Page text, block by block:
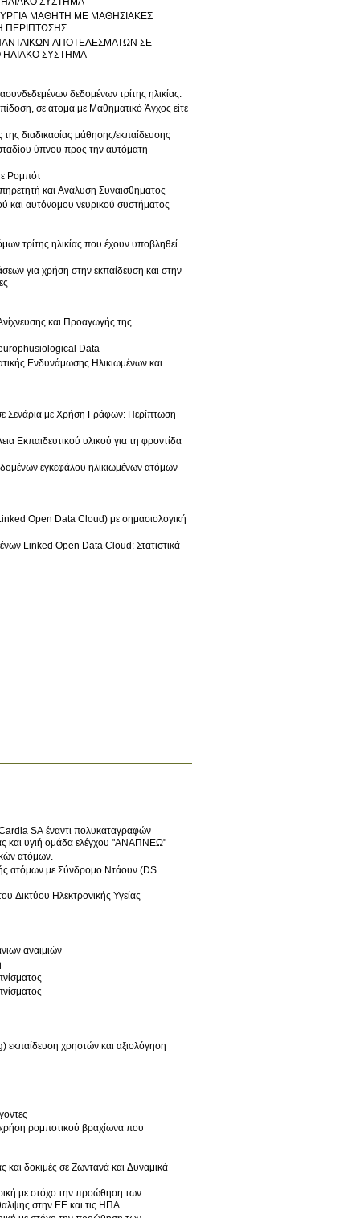
ΜΑΘΗΤΗ ΜΕ ΜΑΘΗΣΙΑΚΕΣ
ΠΕΡΙΠΤΩΣΗΣ
ΑΠΟΤΕΛΕΣΜΑΤΩΝ ΣΕ
ΗΛΙΑΚΟ ΣΥΣΤΗΜΑ
δεδομένων τρίτης ηλικίας.
σε άτομα με Μαθηματικό Άγχος είτε
διαδικασίας μάθησης/εκπαίδευσης
ύπνου προς την αυτόματη
Ρομπότ
και Ανάλυση Συναισθήματος
και αυτόνομου νευρικού συστήματος
τρίτης ηλικίας που έχουν υποβληθεί
για χρήση στην εκπαίδευση και στην
και Προαγωγής της
Data
Ενδυνάμωσης Ηλικιωμένων και
Σενάρια με Χρήση Γράφων: Περίπτωση
Εκπαιδευτικού υλικού για τη φροντίδα
εγκεφάλου ηλικιωμένων ατόμων
Open Data Cloud) με σημασιολογική
Linked Open Data Cloud: Στατιστικά
SA έναντι πολυκαταγραφών
και υγιή ομάδα ελέγχου "ΑΝΑΠΝΕΩ"
ατόμων.
ατόμων με Σύνδρομο Ντάουν (DS
Δικτύου Ηλεκτρονικής Υγείας
αναιμιών
χρηστών και αξιολόγηση
ρομποτικού βραχίωνα που
και δοκιμές σε Ζωντανά και Δυναμικά
με στόχο την προώθηση των
στην ΕΕ και τις ΗΠΑ